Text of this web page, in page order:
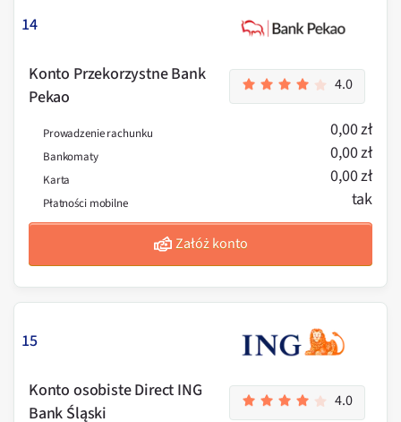
14
Konto Przekorzystne Bank
Pekao
4.0
Prowadzenie rachunku 0,00 zł
Bankomaty 0,00 zł
Karta 0,00 zł
Płatności mobilne tak
Załóż konto
15
Konto osobiste Direct ING
Bank Śląski
4.0